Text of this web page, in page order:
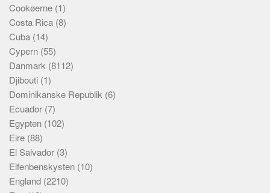
Cookøerne (1)
Costa Rica (8)
Cuba (14)
Cypern (55)
Danmark (8112)
Djibouti (1)
Dominikanske Republik (6)
Ecuador (7)
Egypten (102)
Eire (88)
El Salvador (3)
Elfenbenskysten (10)
England (2210)